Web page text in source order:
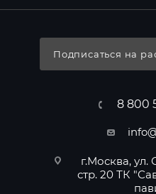
Подписаться на
8 800
г.Москва, ул.
стр. 20 ТК